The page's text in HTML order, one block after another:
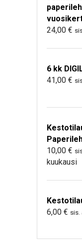
24,00 €
6 kk
41,00 €
10,00 €
kuukausi
6,00 € sis.